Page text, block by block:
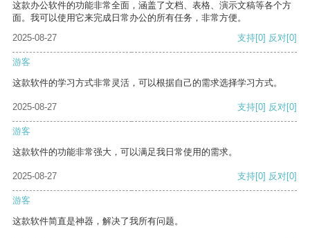
这款办公软件的功能非常全面，涵盖了文档、表格、演示文稿等各个方
面。我可以使用它来完成日常办公的所有任务，非常方便。
2025-08-27
支持[0] 反对[0]
游客
这款软件的学习方式非常灵活，可以根据自己的需求选择学习方式。
2025-08-27 支持[0] 反对[0]
游客
这款软件的功能非常强大，可以满足我日常使用的需求。
2025-08-27 支持[0] 反对[0]
游客
这款软件简直是神器，解决了我所有问题。